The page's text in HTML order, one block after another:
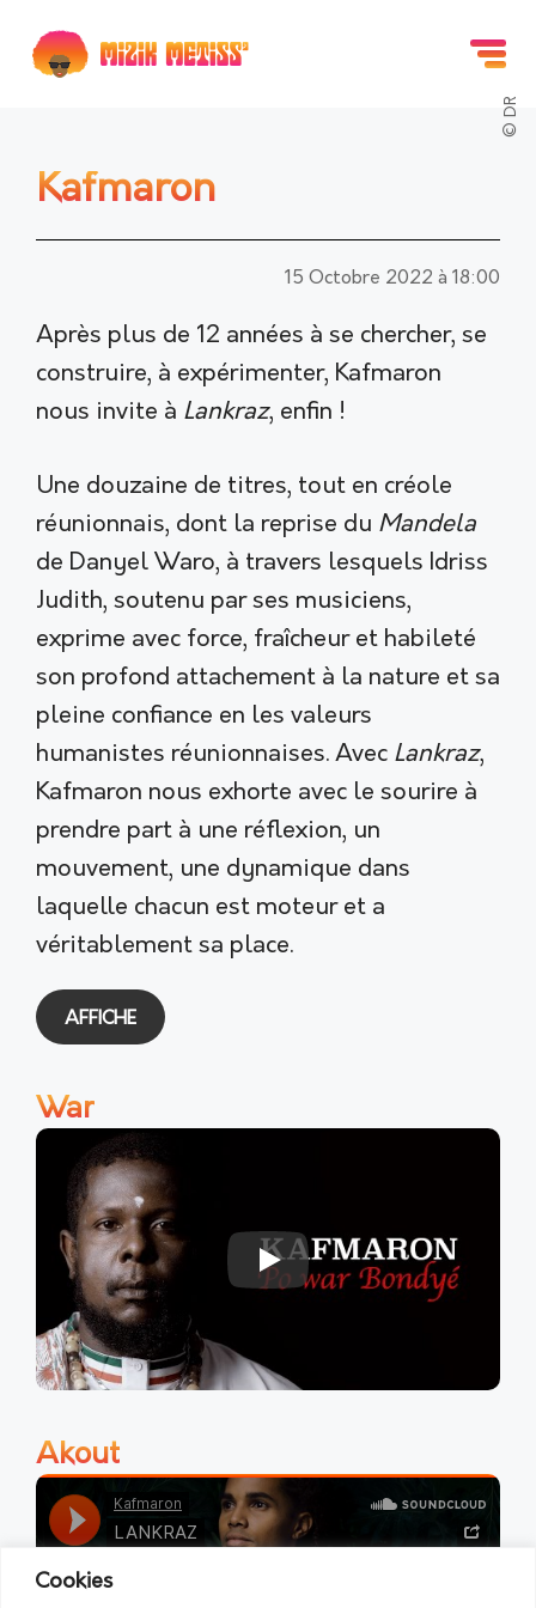
Cookies
contenu
© DR
Kafmaron
15 Octobre 2022 à 18:00
Après plus de 12 années à se chercher, se
construire, à expérimenter, Kafmaron
nous invite à Lankraz, enfin !
Une douzaine de titres, tout en créole
réunionnais, dont la reprise du Mandela
de Danyel Waro, à travers lesquels Idriss
Judith, soutenu par ses musiciens,
exprime avec force, fraîcheur et habileté
son profond attachement à la nature et sa
pleine confiance en les valeurs
humanistes réunionnaises. Avec Lankraz,
Kafmaron nous exhorte avec le sourire à
prendre part à une réflexion, un
mouvement, une dynamique dans
laquelle chacun est moteur et a
véritablement sa place.
AFFICHE
War
Play
Akout